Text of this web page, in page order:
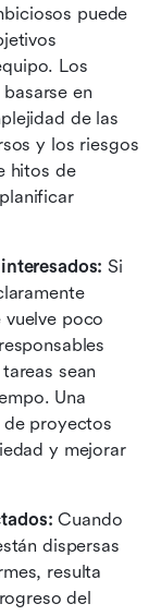
puede
Los
en
de las
y los riesgos
hitos de
Si
vuelve poco
sean
Una
proyectos
y mejorar
Cuando
dispersas
resulta
del